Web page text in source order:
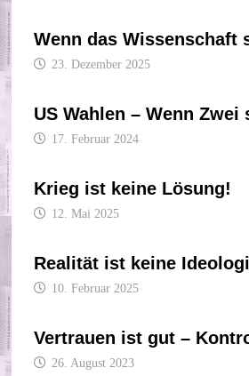
Wenn das Wissenschaft
23. Dezember 2025
US Wahlen – Wenn
17. Februar 2024
Krieg ist keine Lösung!
12. Mai 2025
Realität ist keine
10. Februar 2025
Vertrauen ist gut –
26. August 2023